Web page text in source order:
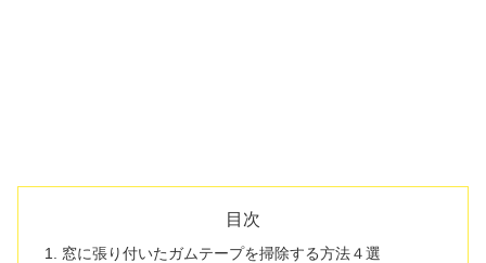
目次
窓に張り付いたガムテープを掃除する方法４選